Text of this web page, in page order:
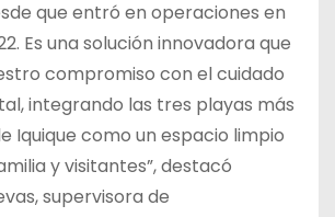
que entró en operaciones en
Es una solución innovadora que
compromiso con el cuidado
integrando las tres playas más
Iquique como un espacio limpio
y visitantes”, destacó
supervisora de